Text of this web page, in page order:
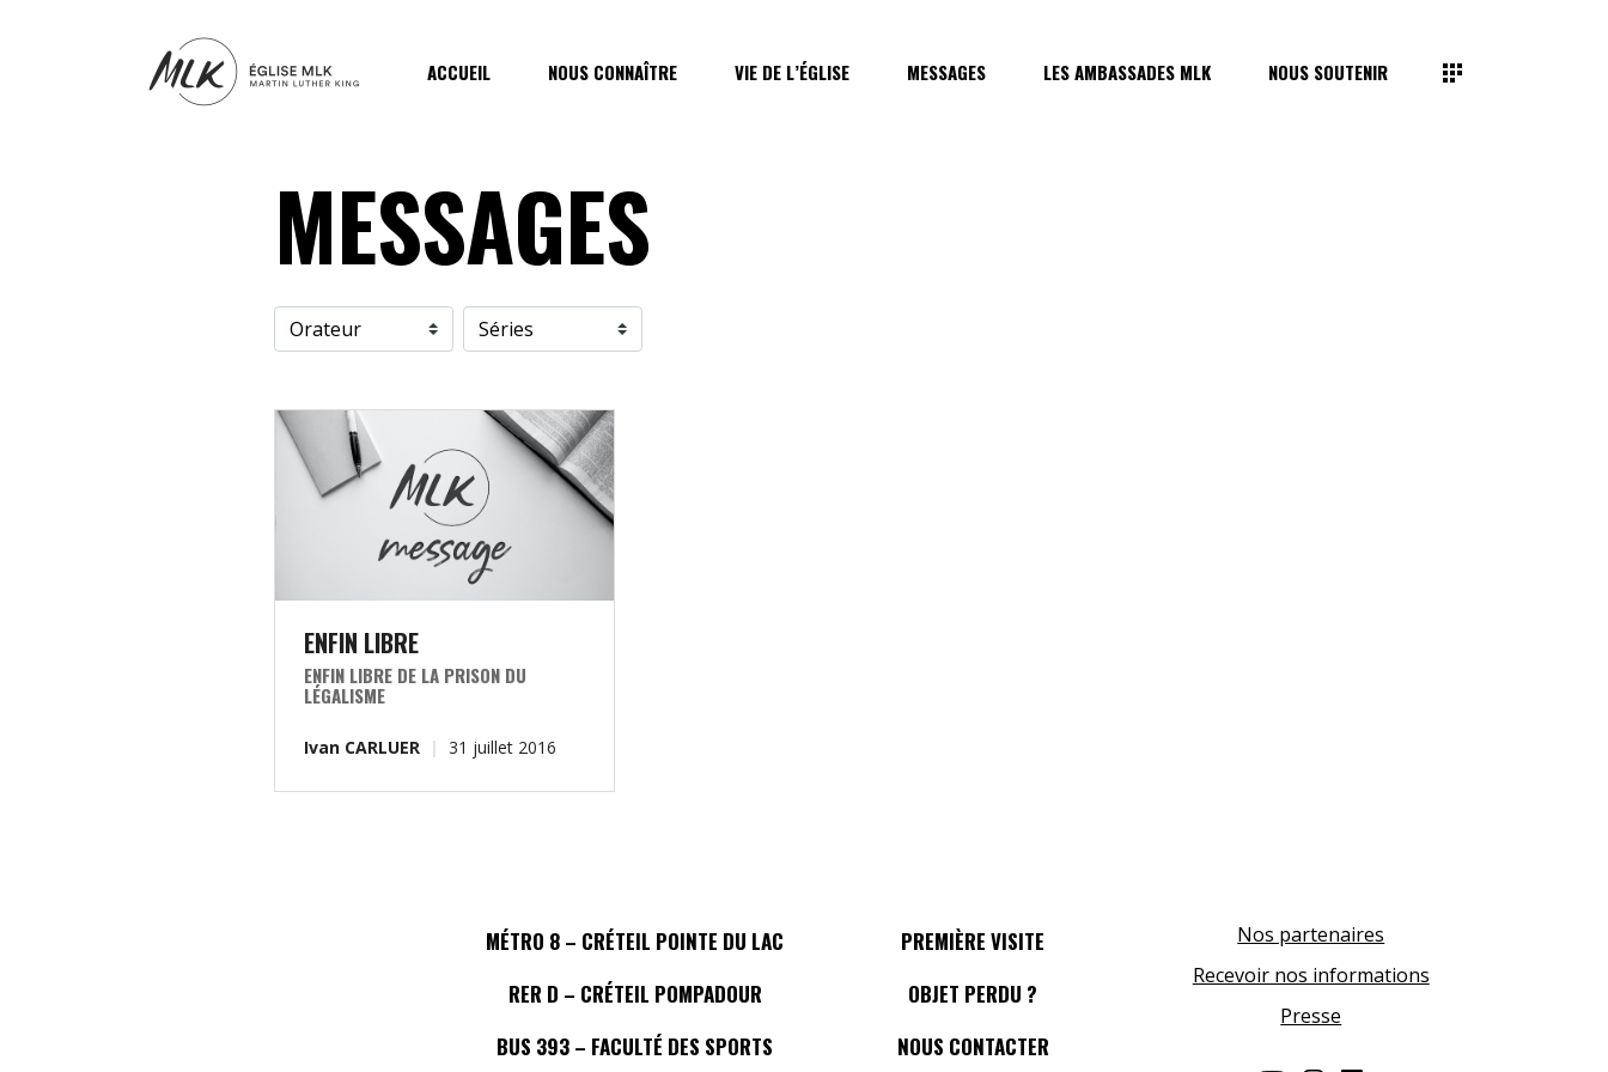
ACCUEIL NOUS CONNAÎTRE VIE DE L’ÉGLISE MESSAGES LES AMBASSADES MLK NOUS SOUTENIR
MESSAGES
ENFIN LIBRE
ENFIN LIBRE DE LA PRISON DU
LÉGALISME
Ivan CARLUER 31 juillet 2016
MÉTRO 8 – CRÉTEIL POINTE DU LAC
RER D – CRÉTEIL POMPADOUR
BUS 393 – FACULTÉ DES SPORTS
PREMIÈRE VISITE
OBJET PERDU ?
NOUS CONTACTER
Nos partenaires
Recevoir nos informations
Presse